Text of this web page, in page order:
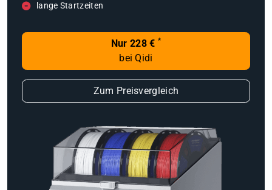
lange Startzeiten
Nur 228 € *
bei Qidi
Zum Preisvergleich